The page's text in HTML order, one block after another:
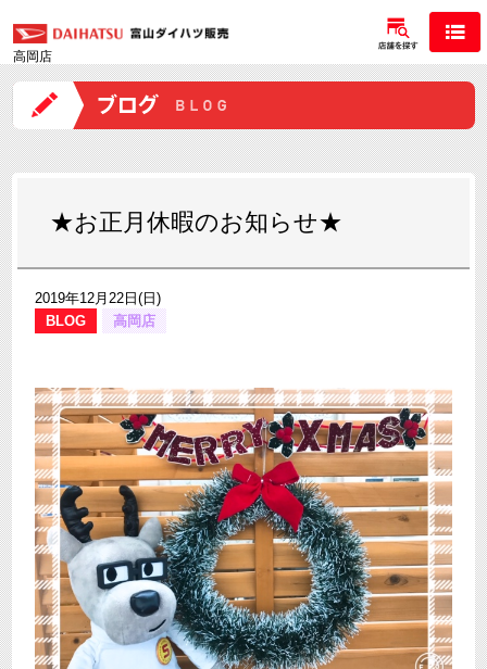
高岡店
★お正月休暇のお知らせ★
2019年12月22日(日)
BLOG
高岡店